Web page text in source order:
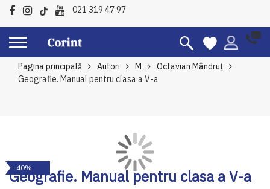
021 319 47 97
Pagina principală Autori M
Octavian Mândruţ
Geografie. Manual pentru clasa a V-a
Geografie. Manual pentru clasa a V-a
to
the
-40%